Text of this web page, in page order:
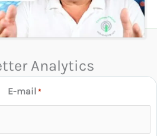
Analytics
E-mail *